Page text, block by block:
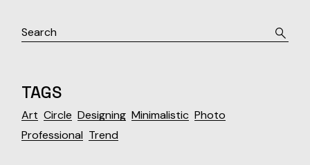
TAGS
Art Circle Designing Minimalistic Photo
Professional Trend